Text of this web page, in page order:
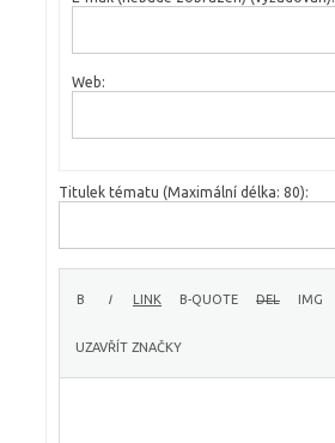
Web:
Titulek tématu (Maximální délka: 80):